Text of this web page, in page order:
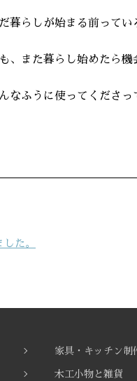
暮らしが始まる前って
、また暮らし始めたら機
なふうに使ってくださっ
た。
家具・キッチン制
木工小物と雑貨